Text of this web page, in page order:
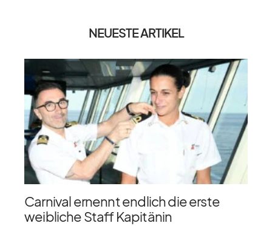
NEUESTE ARTIKEL
Carnival ernennt endlich die erste
weibliche Staff Kapitänin